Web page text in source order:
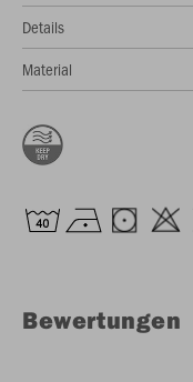
Details
Material
Bewertungen